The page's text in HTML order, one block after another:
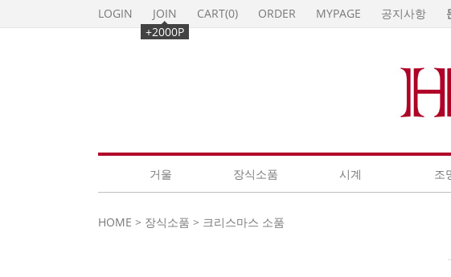
LOGIN
JOIN
+2000P
CART(0) ORDER MYPAGE 공지사항
거울 장식소품 시계 조
HOME > 장식소품 > 크리스마스 소품